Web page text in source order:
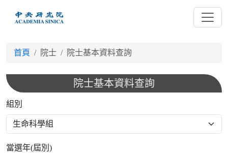
首頁 院士 院士基本資料查詢
院士基本資料查詢
組別
當選年(屆別)